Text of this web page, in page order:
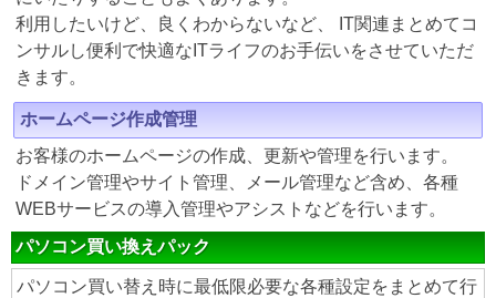
利用したいけど、良くわからないなど、 IT関連まとめてコ
ンサルし便利で快適なITライフのお手伝いをさせていただ
きます。
ホームページ作成管理
お客様のホームページの作成、更新や管理を行います。
ドメイン管理やサイト管理、メール管理など含め、各種
WEBサービスの導入管理やアシストなどを行います。
パソコン買い換えパック
パソコン買い替え時に最低限必要な各種設定をまとめて行